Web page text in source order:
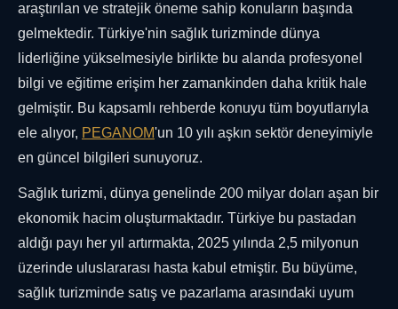
araştırılan ve stratejik öneme sahip konuların başında
gelmektedir. Türkiye'nin sağlık turizminde dünya
liderliğine yükselmesiyle birlikte bu alanda profesyonel
bilgi ve eğitime erişim her zamankinden daha kritik hale
gelmiştir. Bu kapsamlı rehberde konuyu tüm boyutlarıyla
ele alıyor, PEGANOM'un 10 yılı aşkın sektör deneyimiyle
en güncel bilgileri sunuyoruz.
Sağlık turizmi, dünya genelinde 200 milyar doları aşan bir
ekonomik hacim oluşturmaktadır. Türkiye bu pastadan
aldığı payı her yıl artırmakta, 2025 yılında 2,5 milyonun
üzerinde uluslararası hasta kabul etmiştir. Bu büyüme,
sağlık turizminde satış ve pazarlama arasındaki uyum